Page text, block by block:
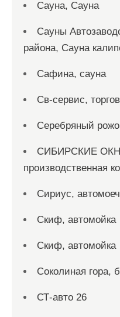
Сауна, Сауна
Сауны
района, Сауна
Сафина, сауна
Св-сервис,
Серебряный
СИБИРСКИЕ
производственная
Сириус,
Скиф, автомойка
Скиф, автомойка
Соколиная гора,
СТ-авто 26